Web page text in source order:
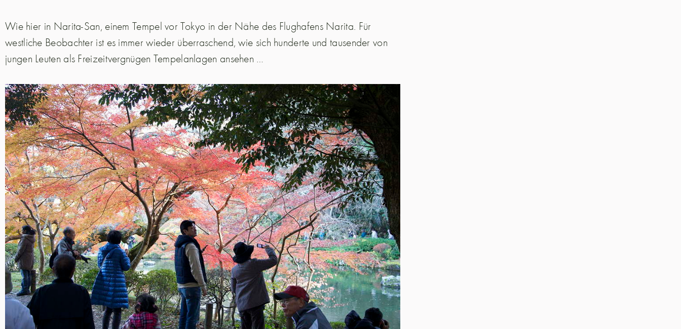
Wie hier in Narita-San, einem Tempel vor Tokyo in der Nähe des Flughafens Narita. Für
westliche Beobachter ist es immer wieder überraschend, wie sich hunderte und tausender von
jungen Leuten als Freizeitvergnügen Tempelanlagen ansehen …